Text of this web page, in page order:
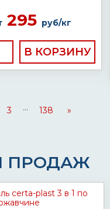
295 руб/кг
3 ... 138 »
ПРОДАЖ